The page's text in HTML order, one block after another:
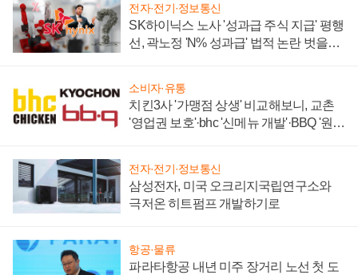
전자·전기·정보통신
SK하이닉스 노사 '성과급 주식 지급' 평행
선, 곽노정 'N% 성과급' 법적 논란 벗을지
소비자·유통
치킨3사 '가맹점 상생' 비교해보니, 교촌
'영업권 보호'·bhc '신메뉴 개발'·BBQ '원가
전자·전기·정보통신
삼성전자, 미국 오크리지국립연구소와
극저온 히트펌프 개발하기로
항공·물류
파라타항공 내년 미주 장거리 노선 첫 도